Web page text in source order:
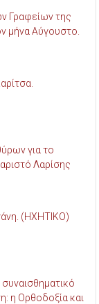
Γραφείων της
μήνα Αύγουστο.
για το
Λαρίσης
(ΗΧΗΤΙΚΟ)
η Ορθοδοξία και